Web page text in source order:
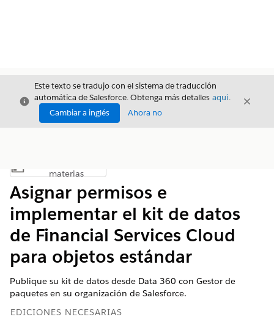
Cerrar
Este texto se tradujo con el sistema de traducción
automática de Salesforce. Obtenga más detalles aquí.
Cambiar a inglés
Ahora no
Cerrar
Mostrar índice de materias
materias
Asignar permisos e
implementar el kit de datos
de Financial Services Cloud
para objetos estándar
Publique su kit de datos desde Data 360 con Gestor de
paquetes en su organización de Salesforce.
EDICIONES NECESARIAS